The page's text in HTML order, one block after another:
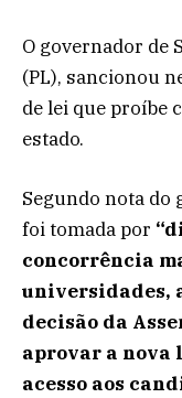
O governador de
(PL), sancionou
de lei que proíbe
estado.
Segundo nota do
foi tomada por
concorrência
universidades,
decisão da
aprovar a nova
acesso aos